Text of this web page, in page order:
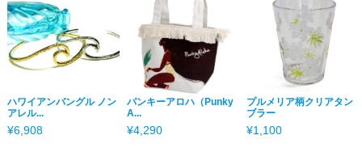
ハワイアンバングル ノン
アレル...
¥6,908
パンキーアロハ（Punky
A...
¥4,290
プルメリア柄クリアタン
ブラー
¥1,100